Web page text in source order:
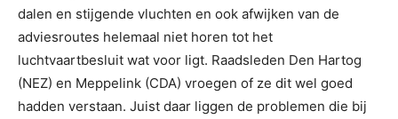
dalen en stijgende vluchten en ook afwijken van de
adviesroutes helemaal niet horen tot het
luchtvaartbesluit wat voor ligt. Raadsleden Den Hartog
(NEZ) en Meppelink (CDA) vroegen of ze dit wel goed
hadden verstaan. Juist daar liggen de problemen die bij